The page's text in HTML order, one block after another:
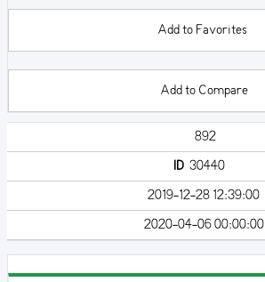
Add to Favorites
Add to Compare
892
ID30440
2019-12-28 12:39:00
2020-04-06 00:00:00